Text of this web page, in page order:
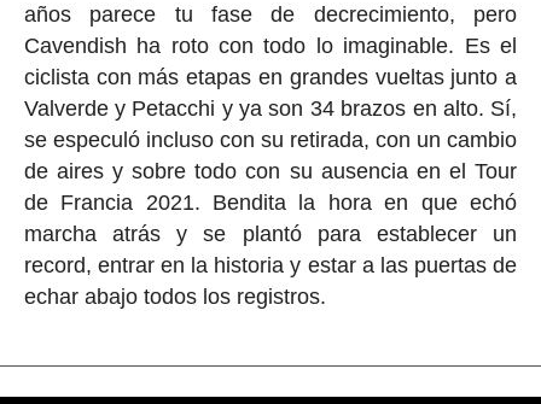
años parece tu fase de decrecimiento, pero
Cavendish ha roto con todo lo imaginable. Es el
ciclista con más etapas en grandes vueltas junto a
Valverde y Petacchi y ya son 34 brazos en alto. Sí,
se especuló incluso con su retirada, con un cambio
de aires y sobre todo con su ausencia en el Tour
de Francia 2021. Bendita la hora en que echó
marcha atrás y se plantó para establecer un
record, entrar en la historia y estar a las puertas de
echar abajo todos los registros.